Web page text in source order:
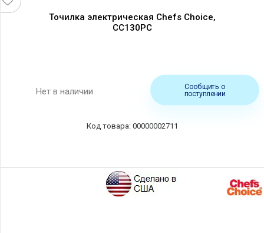
Точилка электрическая Chefs Choice,
CC130PC
Нет в наличии
Сообщить о
поступлении
00000002711